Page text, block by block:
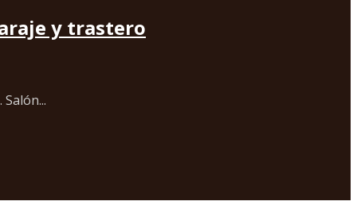
y trastero